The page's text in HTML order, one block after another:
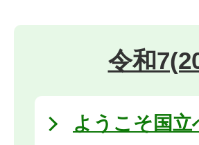
令和
ようこそ国立